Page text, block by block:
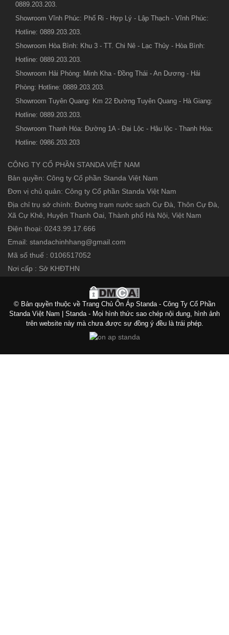
0889.203.203.
Showroom Vĩnh Phúc: Phố Ri - Hợp Lý - Lập Thạch - Vĩnh Phúc:
Hotline: 0889.203.203.
Showroom Hòa Bình: Khu 3 - TT. Chi Nê - Lạc Thủy - Hòa Bình:
Hotline: 0889.203.203.
Showroom Hải Phòng: Minh Kha - Đồng Thái - An Dương - Hải
Phòng: Hotline: 0889.203.203.
Showroom Tuyên Quang: Km 22 Đường Tuyên Quang - Hà Giang:
Hotline: 0889.203.203.
Showroom Thanh Hóa: Đường 1A - Đại Lộc - Hậu lộc - Thanh Hóa:
Hotline: 0986.203.203
CÔNG TY CỔ PHẦN STANDA VIỆT NAM
Bản quyền: Công ty Cổ phần Standa Việt Nam
Đơn vị chủ quản: Công ty Cổ phần Standa Việt Nam
Địa chỉ trụ sở chính: Đường trạm nước sạch Cự Đà, Thôn Cự Đà,
Xã Cự Khê, Huyện Thanh Oai, Thành phố Hà Nội, Việt Nam
Điện thoại: 0243.99.17.666
Email: standachinhhang@gmail.com
Mã số thuế : 0106517052
Nơi cấp : Sở KHĐTHN
© Bản quyền thuộc về Trang Chủ Ổn Áp Standa - Công Ty Cổ Phần
Standa Việt Nam | Standa - Mọi hình thức sao chép nội dung, hình ảnh
trên website này mà chưa được sự đồng ý đều là trái phép.